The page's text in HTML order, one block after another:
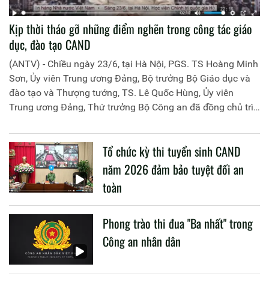
Kịp thời tháo gỡ những điểm nghẽn trong công tác giáo
dục, đào tạo CAND
(ANTV) - Chiều ngày 23/6, tại Hà Nội, PGS. TS Hoàng Minh
Sơn, Ủy viên Trung ương Đảng, Bộ trưởng Bộ Giáo dục và
đào tạo và Thượng tướng, TS. Lê Quốc Hùng, Ủy viên
Trung ương Đảng, Thứ trưởng Bộ Công an đã đồng chủ trì
liên quan đến công tác giáo dục và đào tạo của lực lượng
CAND.
Tổ chức kỳ thi tuyển sinh CAND
năm 2026 đảm bảo tuyệt đối an
toàn
Phong trào thi đua "Ba nhất" trong
Công an nhân dân